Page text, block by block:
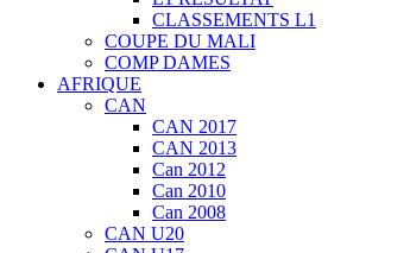
CLASSEMENTS L1
COUPE DU MALI
COMP DAMES
AFRIQUE
CAN
CAN 2017
CAN 2013
Can 2012
Can 2010
Can 2008
CAN U20